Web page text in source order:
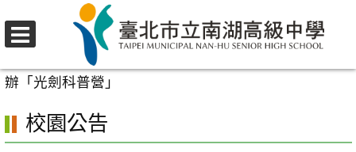
至
要
區
校園公告
辦「光劍科普營」
校園公告
選
單